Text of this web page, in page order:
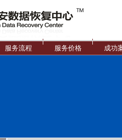
服务流程 服务价格 成功